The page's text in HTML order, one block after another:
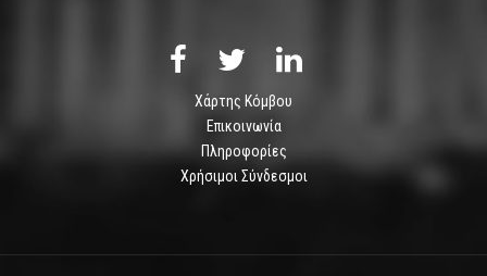
Χάρτης Κόμβου
Επικοινωνία
Πληροφορίες
Χρήσιμοι Σύνδεσμοι